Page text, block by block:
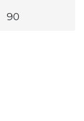
90